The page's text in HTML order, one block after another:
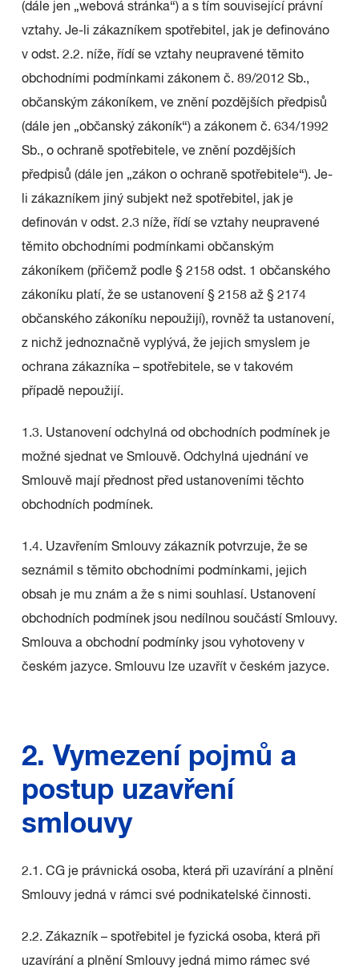
(dále jen „webová stránka“) a s tím související právní
vztahy. Je-li zákazníkem spotřebitel, jak je definováno
v odst. 2.2. níže, řídí se vztahy neupravené těmito
obchodními podmínkami zákonem č. 89/2012 Sb.,
občanským zákoníkem, ve znění pozdějších předpisů
(dále jen „občanský zákoník“) a zákonem č. 634/1992
Sb., o ochraně spotřebitele, ve znění pozdějších
předpisů (dále jen „zákon o ochraně spotřebitele“). Je-
li zákazníkem jiný subjekt než spotřebitel, jak je
definován v odst. 2.3 níže, řídí se vztahy neupravené
těmito obchodními podmínkami občanským
zákoníkem (přičemž podle § 2158 odst. 1 občanského
zákoníku platí, že se ustanovení § 2158 až § 2174
občanského zákoníku nepoužijí), rovněž ta ustanovení,
z nichž jednoznačně vyplývá, že jejich smyslem je
ochrana zákazníka – spotřebitele, se v takovém
případě nepoužijí.
1.3. Ustanovení odchylná od obchodních podmínek je
možné sjednat ve Smlouvě. Odchylná ujednání ve
Smlouvě mají přednost před ustanoveními těchto
obchodních podmínek.
1.4. Uzavřením Smlouvy zákazník potvrzuje, že se
seznámil s těmito obchodními podmínkami, jejich
obsah je mu znám a že s nimi souhlasí. Ustanovení
obchodních podmínek jsou nedílnou součástí Smlouvy.
Smlouva a obchodní podmínky jsou vyhotoveny v
českém jazyce. Smlouvu lze uzavřít v českém jazyce.
2. Vymezení pojmů a
postup uzavření
smlouvy
2.1. CG je právnická osoba, která při uzavírání a plnění
Smlouvy jedná v rámci své podnikatelské činnosti.
2.2. Zákazník – spotřebitel je fyzická osoba, která při
uzavírání a plnění Smlouvy jedná mimo rámec své